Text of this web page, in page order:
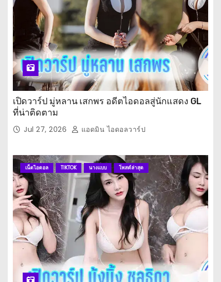
เปิดวาร์ป มู่หลาน เสกพร อดีตไอดอลสู่นักแสดง GL
ที่น่าติดตาม
Jul 27, 2026 แอดมิน ไอดอลวาร์ป
เน็ตไอดอล TIKTOK นางแบบ โพสต์ล่าสุด